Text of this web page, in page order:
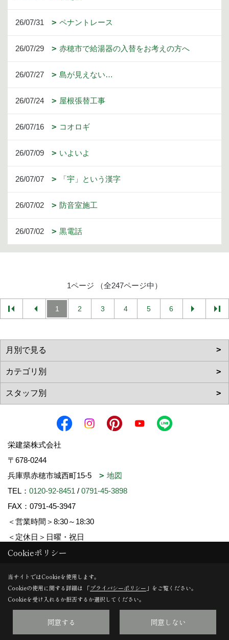
26/07/31 ペナントレース
26/07/29 赤穂市で給湯器の入替をお考えの方へ
26/07/27 島が見えない…
26/07/24 屋根張替工事
26/07/16 コオロギ
26/07/09 いよいよ
26/07/07 「宇」という漢字
26/07/02 防音室施工
26/07/02 黒電話
1ページ （全247ページ中）
1 2 3 4 5 6
栄建築株式会社
〒678-0244
兵庫県赤穂市城西町15-5
地図
TEL： 0120-92-8451 / 0791-45-3898
FAX：0791-45-3947
＜営業時間＞8:30～18:30
＜定休日＞日曜・祝日
Copyright (c) SAKAE-KENCHIKU. All Rights Reserved.
Produced byゴデスクリエイト
Cookieポリシー
当サイトではCookieを使用します。
Cookieの使用に関する詳細は 「プライバシーポリシー 」をご覧ください。
Cookieを受け入れるか拒否するか選択してください。
同意する 同意しない